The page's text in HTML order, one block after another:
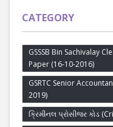
CATEGORY
GSSSB Bin Sachivalay
Paper (16-10-2016)
GSRTC Senior
2019)
ક્રિમીનલ પ્રોસીજર કોડ